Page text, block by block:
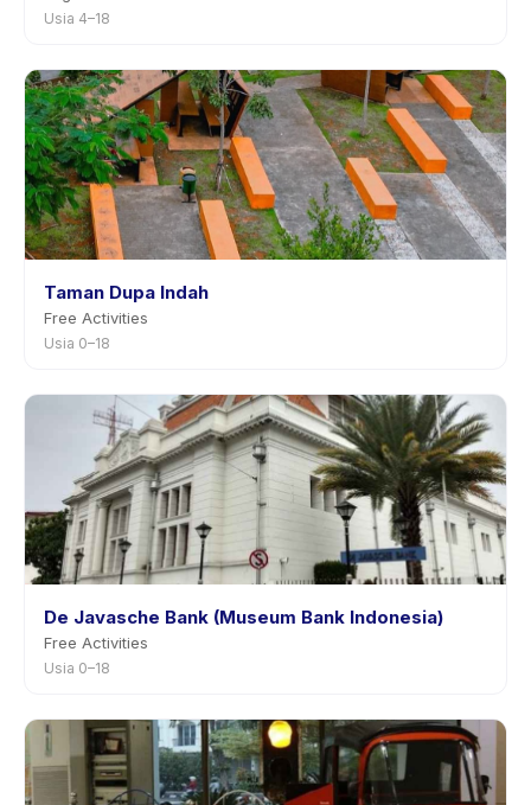
Usia 4–18
Taman Dupa Indah
Free Activities
Usia 0–18
De Javasche Bank (Museum Bank Indonesia)
Free Activities
Usia 0–18